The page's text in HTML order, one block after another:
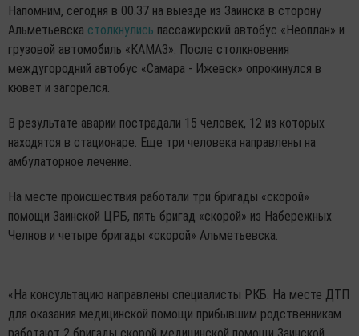
Напомним, сегодня в 00.37 на выезде из Заинска в сторону
Альметьевска столкнулись пассажирский автобус «Неоплан» и
грузовой автомобиль «КАМАЗ». После столкновения
междугородний автобус «Самара - Ижевск» опрокинулся в
кювет и загорелся.
В результате аварии пострадали 15 человек, 12 из которых
находятся в стационаре. Еще три человека направлены на
амбулаторное лечение.
На месте происшествия работали три бригады «скорой»
помощи Заинской ЦРБ, пять бригад «скорой» из Набережных
Челнов и четыре бригады «скорой» Альметьевска.
«На консультацию направлены специалисты РКБ. На месте ДТП
для оказания медицинской помощи прибывшим родственникам